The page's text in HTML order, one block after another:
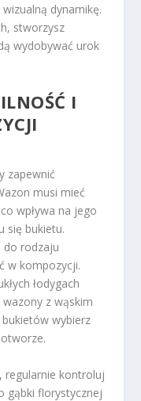
dynamikę.
stworzysz
wydobywać urok
I
zapewnić
musi mieć
wpływa na jego
się bukietu.
do rodzaju
w kompozycji.
łodygach
z wąskim
wybierz
regularnie kontroluj
gąbki florystycznej